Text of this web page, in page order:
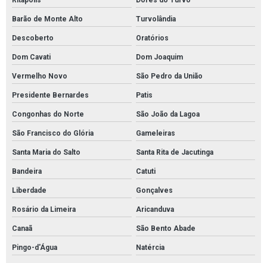
Barão de Monte Alto Turvolândia
Descoberto Oratórios
Dom Cavati Dom Joaquim
Vermelho Novo São Pedro da União
Presidente Bernardes Patis
Congonhas do Norte São João da Lagoa
São Francisco do Glória Gameleiras
Santa Maria do Salto Santa Rita de Jacutinga
Bandeira Catuti
Liberdade Gonçalves
Rosário da Limeira Aricanduva
Canaã São Bento Abade
Pingo-d'Água Natércia